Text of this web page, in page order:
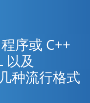
序或 C++
以及
种流行格式